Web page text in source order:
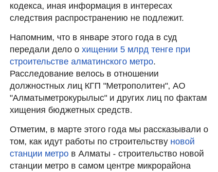
кодекса, иная информация в интересах
следствия распространению не подлежит.
Напомним, что в январе этого года в суд
передали дело о хищении 5 млрд тенге при
строительстве алматинского метро.
Расследование велось в отношении
должностных лиц КГП "Метрополитен", АО
"Алматыметрокурылыс" и других лиц по фактам
хищения бюджетных средств.
Отметим, в марте этого года мы рассказывали о
том, как идут работы по строительству новой
станции метро в Алматы - строительство новой
станции метро в самом центре микрорайона